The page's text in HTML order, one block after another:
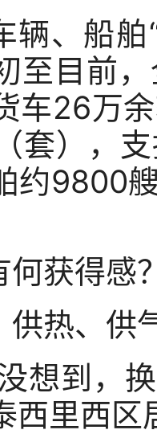
、船舶“
至目前
车26万
套），
约9800
获得感
、供气
到，换
西里西